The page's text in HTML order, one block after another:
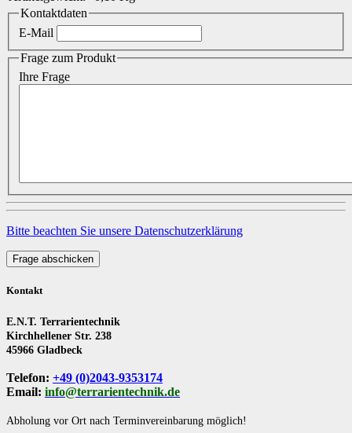
Kontaktdaten
E-Mail
Frage zum Produkt
Ihre Frage
Bitte beachten Sie unsere Datenschutzerklärung
Frage abschicken
Kontakt
E.N.T. Terrarientechnik
Kirchhellener Str. 238
45966 Gladbeck
Telefon: +49 (0)2043-9353174
Email: info@terrarientechnik.de
Abholung vor Ort nach Terminvereinbarung möglich!